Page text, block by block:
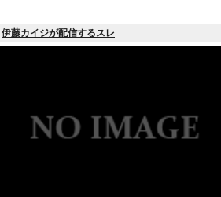
伊藤カイジが配信するスレ